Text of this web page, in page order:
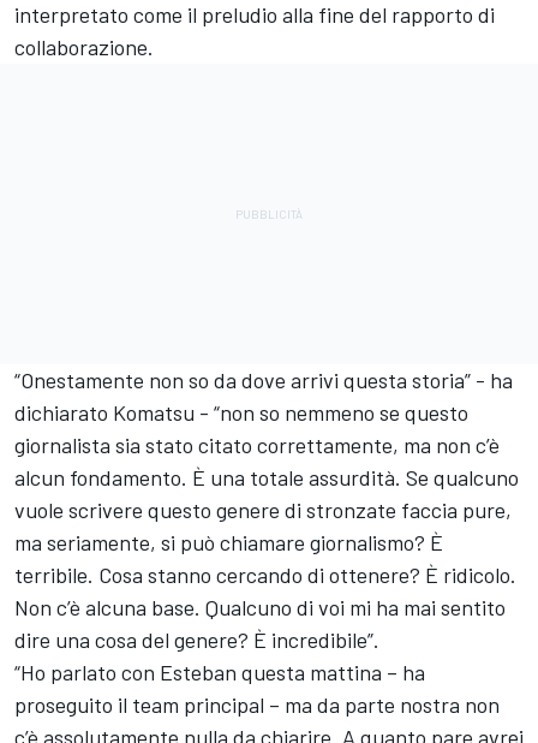
interpretato come il preludio alla fine del rapporto di
collaborazione.
“Onestamente non so da dove arrivi questa storia” - ha
dichiarato Komatsu - “non so nemmeno se questo
giornalista sia stato citato correttamente, ma non c’è
alcun fondamento. È una totale assurdità. Se qualcuno
vuole scrivere questo genere di stronzate faccia pure,
ma seriamente, si può chiamare giornalismo? È
terribile. Cosa stanno cercando di ottenere? È ridicolo.
Non c’è alcuna base. Qualcuno di voi mi ha mai sentito
dire una cosa del genere? È incredibile”.
“Ho parlato con Esteban questa mattina – ha
proseguito il team principal – ma da parte nostra non
c’è assolutamente nulla da chiarire. A quanto pare avrei